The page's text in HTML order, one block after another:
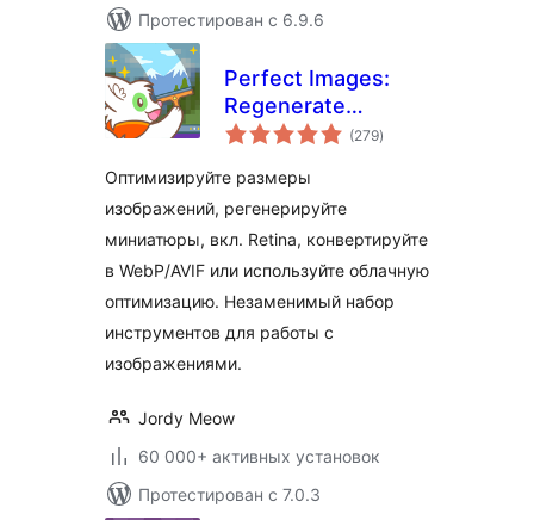
Протестирован с 6.9.6
Perfect Images:
Regenerate
Thumbnails, Image
(279общий
рейтинг
)
Оптимизируйте размеры
изображений, регенерируйте
миниатюры, вкл. Retina, конвертируйте
в WebP/AVIF или используйте облачную
оптимизацию. Незаменимый набор
инструментов для работы с
изображениями.
Jordy Meow
60 000+ активных установок
Протестирован с 7.0.3